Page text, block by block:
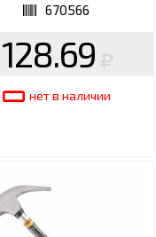
670566
128.69
нет в наличии